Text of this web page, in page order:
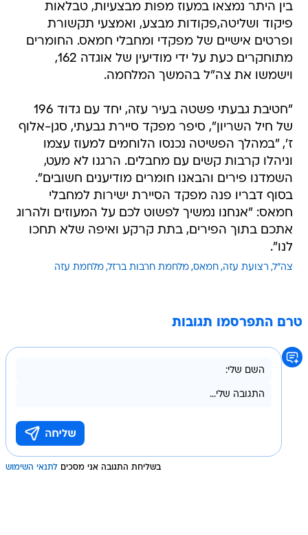
בין היתר נמצאו במעוז מפות מבצעיות, טבלאות
פיקוד ושליטה,פקודות מבצע, ואמצעי תקשורת
ופרטים אישיים של מפקדי ומחבלי חמאס. החומרים
מתוחקרים כעת על ידי מודיעין של אוגדה 162,
וישמשו את צה"ל בהמשך המלחמה.
"חטיבת גבעתי פשטה בעיר עזה, יחד עם גדוד 196
של חיל השריון", סיפר מפקד סיירת גבעתי, סגן-אלוף
ז', "במהלך הפשיטה נכנסו הלוחמים למעוז עצמו
וניהלו קרבות קשים עם מחבלים. הרגנו לא מעט,
השמדנו פירים והבאנו חומרים מודיענים חשובים".
בסוף דבריו פנה מפקד הסיירת ישירות למחבלי
חמאס: "אנחנו נמשיך לפשוט לכם על המעוזים ולהרוג
אתכם בתוך הפירים, בתת קרקע ואיפה שלא תחכו
לנו".
צה"ל רצועת עזה חמאס מלחמת חרבות ברזל מלחמת עזה
טרם התפרסמו תגובות
בשליחת התגובה אני מסכים לתנאי השימוש